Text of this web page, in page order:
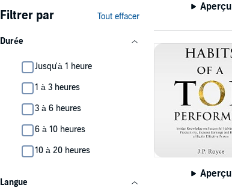
Filtrer par Tout effacer
Durée
Jusqu'à 1 heure
1 à 3 heures
3 à 6 heures
6 à 10 heures
10 à 20 heures
Langue
Aperçu
Aperçu